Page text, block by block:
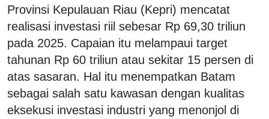
Provinsi Kepulauan Riau (Kepri) mencatat
realisasi investasi riil sebesar Rp 69,30 triliun
pada 2025. Capaian itu melampaui target
tahunan Rp 60 triliun atau sekitar 15 persen di
atas sasaran. Hal itu menempatkan Batam
sebagai salah satu kawasan dengan kualitas
eksekusi investasi industri yang menonjol di